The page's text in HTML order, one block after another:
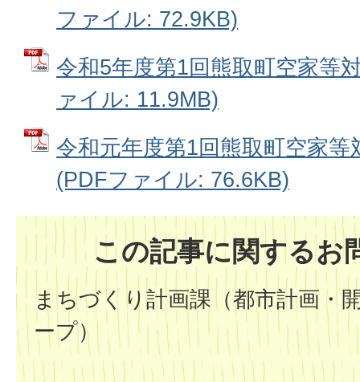
ファイル: 72.9KB)
令和5年度第1回熊取町空家等
ァイル: 11.9MB)
令和元年度第1回熊取町空家等
(PDFファイル: 76.6KB)
この記事に関するお
まちづくり計画課（都市計画・
ープ）